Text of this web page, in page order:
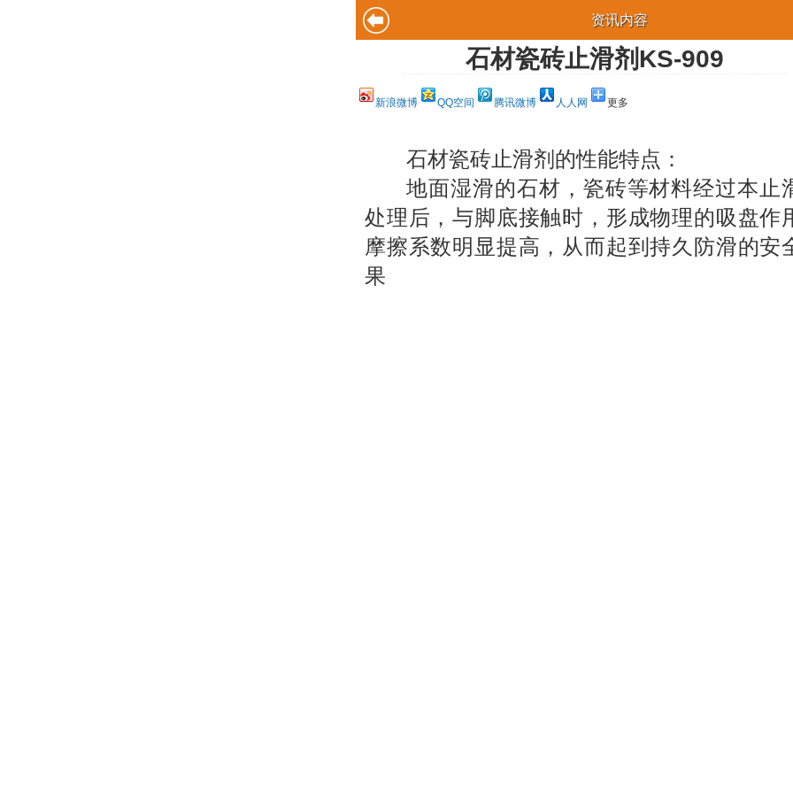
资讯内容
石材瓷砖止滑剂KS-909
新浪微博 QQ空间 腾讯微博 人人网 更多
石材瓷砖止滑剂的性能特点：
地面湿滑的石材，瓷砖等材料经过本止
处理后，与脚底接触时，形成物理的吸盘作
摩擦系数明显提高，从而起到持久防滑的安
果